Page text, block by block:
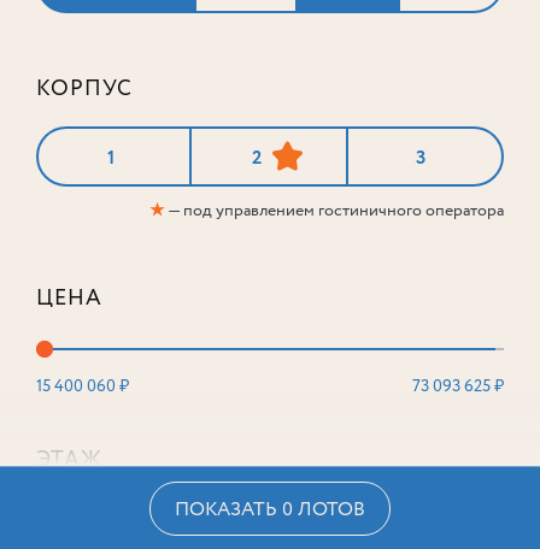
КОРПУС
1 2 3
★— под управлением гостиничного оператора
ЦЕНА
15 400 060 ₽ 73 093 625 ₽
ЭТАЖ
ПОКАЗАТЬ 0 ЛОТОВ